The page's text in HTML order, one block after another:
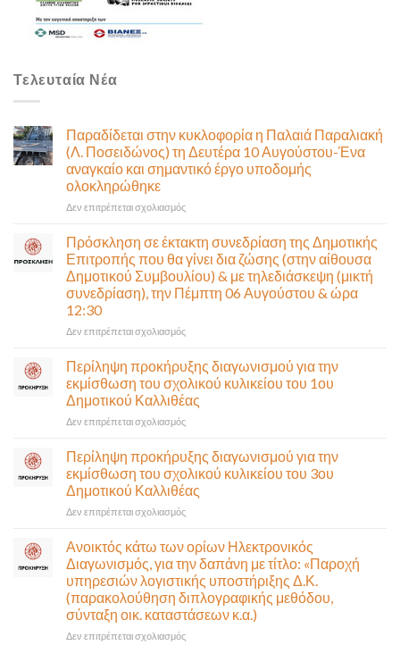
Τελευταία Νέα
Παραδίδεται στην κυκλοφορία η Παλαιά Παραλιακή
(Λ. Ποσειδώνος) τη Δευτέρα 10 Αυγούστου-Ένα
αναγκαίο και σημαντικό έργο υποδομής
ολοκληρώθηκε
Δεν επιτρέπεται σχολιασμόςστο
κυκλοφορία
η
Παλαιά
Παραλιακή
Ποσειδώνος)
10
Αυγούστου-
Ένα
αναγκαίο
σημαντικό
έργο
υποδομής
ολοκληρώθηκε
Πρόσκληση σε έκτακτη συνεδρίαση της Δημοτικής
Επιτροπής που θα γίνει δια ζώσης (στην αίθουσα
Δημοτικού Συμβουλίου) & με τηλεδιάσκεψη (μικτή
συνεδρίαση), την Πέμπτη 06 Αυγούστου & ώρα
12:30
Δεν επιτρέπεται σχολιασμόςστο
σε
έκτακτη
συνεδρίαση
της
Δημοτικής
που
θα
γίνει
δια
ζώσης
αίθουσα
Δημοτικού
Συμβουλίου)
&
με
τηλεδιάσκεψη
(μικτή
Περίληψη προκήρυξης διαγωνισμού για την
εκμίσθωση του σχολικού κυλικείου του 1ου
Δημοτικού Καλλιθέας
Δεν επιτρέπεται σχολιασμόςστο
προκήρυξης
διαγωνισμού
για
την
εκμίσθωση
σχολικού
κυλικείου
του
1ου
Δημοτικού
Καλλιθέας
Περίληψη προκήρυξης διαγωνισμού για την
εκμίσθωση του σχολικού κυλικείου του 3ου
Δημοτικού Καλλιθέας
Δεν επιτρέπεται σχολιασμόςστο
προκήρυξης
διαγωνισμού
για
την
εκμίσθωση
του
σχολικού
Ανοικτός κάτω των ορίων Ηλεκτρονικός
Διαγωνισμός, για την δαπάνη με τίτλο: «Παροχή
υπηρεσιών λογιστικής υποστήριξης Δ.Κ.
(παρακολούθηση διπλογραφικής μεθόδου,
σύνταξη οικ. καταστάσεων κ.α.)
Δεν επιτρέπεται σχολιασμόςστο